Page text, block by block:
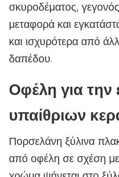
σκυροδέματος,
μεταφορά και
και ισχυρότερα από
δαπέδου.
Οφέλη για την
υπαίθριων
Πορσελάνη ξύλινα
από οφέλη σε σχέση